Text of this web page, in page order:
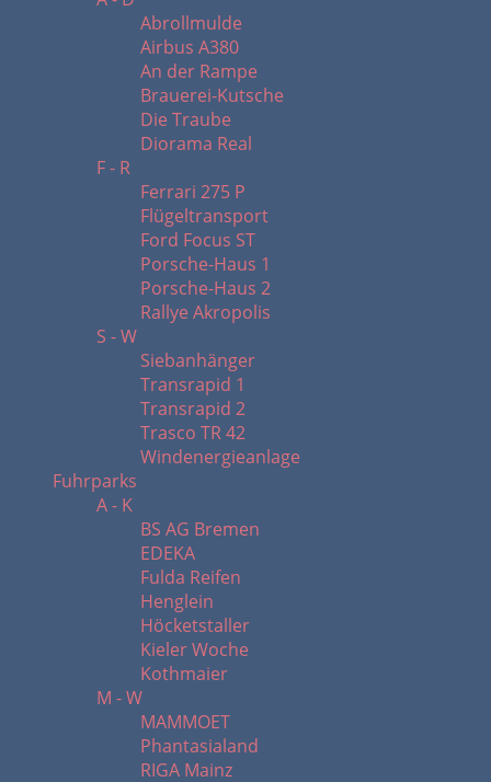
Abrollmulde
Airbus A380
An der Rampe
Brauerei-Kutsche
Die Traube
Diorama Real
F - R
Ferrari 275 P
Flügeltransport
Ford Focus ST
Porsche-Haus 1
Porsche-Haus 2
Rallye Akropolis
S - W
Siebanhänger
Transrapid 1
Transrapid 2
Trasco TR 42
Windenergieanlage
Fuhrparks
A - K
BS AG Bremen
EDEKA
Fulda Reifen
Henglein
Höcketstaller
Kieler Woche
Kothmaier
M - W
MAMMOET
Phantasialand
RIGA Mainz